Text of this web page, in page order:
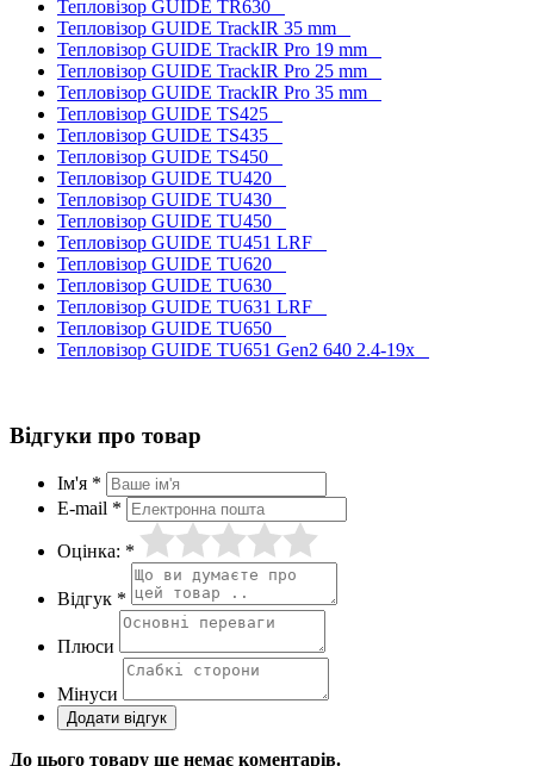
Тепловізор GUIDE TR630
Тепловізор GUIDE TrackIR 35 mm
Тепловізор GUIDE TrackIR Pro 19 mm
Тепловізор GUIDE TrackIR Pro 25 mm
Тепловізор GUIDE TrackIR Pro 35 mm
Тепловізор GUIDE TS425
Тепловізор GUIDE TS435
Тепловізор GUIDE TS450
Тепловізор GUIDE TU420
Тепловізор GUIDE TU430
Тепловізор GUIDE TU450
Тепловізор GUIDE TU451 LRF
Тепловізор GUIDE TU620
Тепловізор GUIDE TU630
Тепловізор GUIDE TU631 LRF
Тепловізор GUIDE TU650
Тепловізор GUIDE TU651 Gen2 640 2.4-19x
Відгуки про товар
Ім'я *
E-mail *
Оцінка: *
Відгук *
Плюси
Мінуси
До цього товару ще немає коментарів.